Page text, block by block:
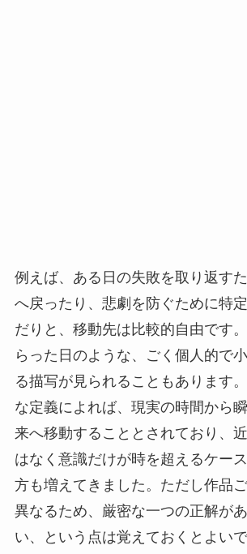
例えば、ある日の失敗を取り返す
へ戻ったり、悲劇を防ぐために特
だりと、移動先は比較的自由です
らった日のような、ごく個人的で
る描写が見られることもあります
な定義によれば、現実の時間から
来へ移動することとされており、
はなく意識だけが時を超えるケー
方も増えてきました。ただし作品
異なるため、厳密な一つの正解が
い、という点は覚えておくとよいで